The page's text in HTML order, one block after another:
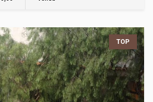
TOP